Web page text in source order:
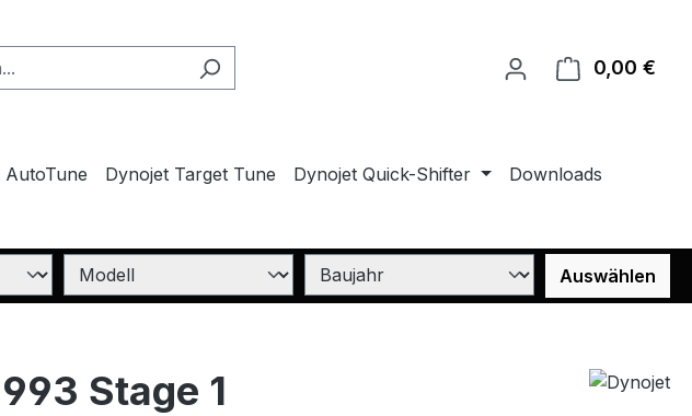
0,00 €
AutoTune Dynojet Target Tune Dynojet Quick-Shifter
Downloads
Auswählen
Stage 1